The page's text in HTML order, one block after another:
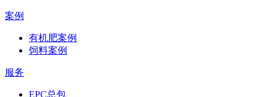
案例
有机肥案例
饲料案例
服务
EPC总包